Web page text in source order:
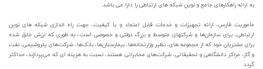
به ارائه راهکارهای جامع و نوین شبکه های ارتباطی را دارا می باشد.
ماموریت فارس، ارائه تجهیزات و خدمات قابل اعتماد و با کیفیت، جهت راه­ اندازی شبکه های نوین
ارتباطی، برای سازمان‌ها و شرکت­های متوسط و بزرگ دولتی و خصوصی است، به­ طوری که ارزش خلق شده
برای مشتریان خود که از مجموعه­ های، نظیر وزارت­خانه‌ها، بیمارستان‌ها، بانک‌ها، شرکت‌های پتروشیمی، نفت
و گاز، مراکز دانشگاهی و تحقیقاتی، شرکت‌های مخابراتی هستند، نسبت به هزینه­ ای که می‌پردازند، حداکثر
گردد.